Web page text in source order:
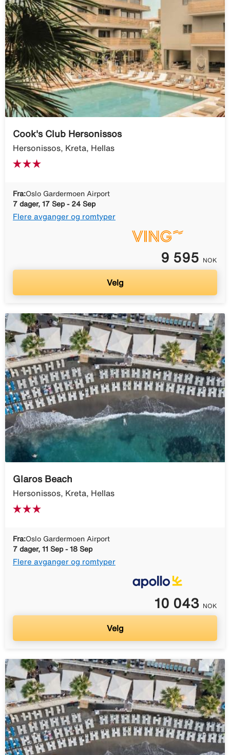
Cook's Club Hersonissos
Hersonissos, Kreta, Hellas
Fra:Oslo Gardermoen Airport
7 dager, 17 Sep - 24 Sep
Flere avganger og romtyper
9 595 NOK
Velg
Glaros Beach
Hersonissos, Kreta, Hellas
Fra:Oslo Gardermoen Airport
7 dager, 11 Sep - 18 Sep
Flere avganger og romtyper
10 043 NOK
Velg